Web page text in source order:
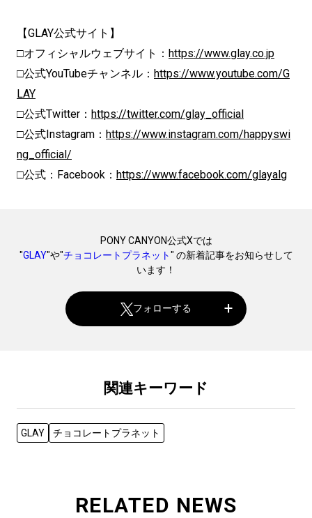
【GLAY公式サイト】
□オフィシャルウェブサイト： https://www.glay.co.jp
□公式YouTubeチャンネル： https://www.youtube.com/G
LAY
□公式Twitter： https://twitter.com/glay_official
□公式Instagram： https://www.instagram.com/happyswi
ng_official/
□公式：Facebook： https://www.facebook.com/glayalg
PONY CANYON公式Xでは
"GLAY"や"チョコレートプラネット" の新着記事をお知らせして
います！
フォローする
関連キーワード
GLAY チョコレートプラネット
RELATED NEWS